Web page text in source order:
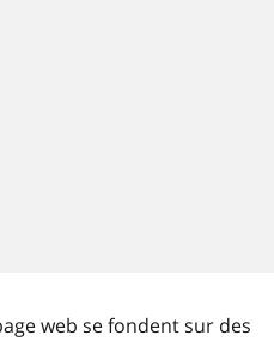
web se fondent sur des